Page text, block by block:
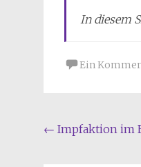
In diesem
Ein
← Impfaktion im